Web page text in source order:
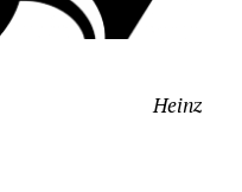
Heinz